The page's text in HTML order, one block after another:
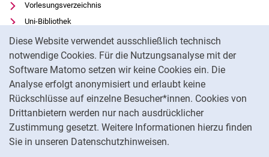
Diese Website verwendet ausschließlich technisch
notwendige Cookies. Für die Nutzungsanalyse mit der
Software Matomo setzen wir keine Cookies ein. Die
Analyse erfolgt anonymisiert und erlaubt keine
Rückschlüsse auf einzelne Besucher*innen. Cookies von
Drittanbietern werden nur nach ausdrücklicher
Zustimmung gesetzt. Weitere Informationen hierzu finden
Sie in unseren Datenschutzhinweisen.
Vorlesungsverzeichnis
Uni-Bibliothek
Moodle
Panopto
Datenschutz
Barrierefreiheit
Transparenter KI-Einsatz